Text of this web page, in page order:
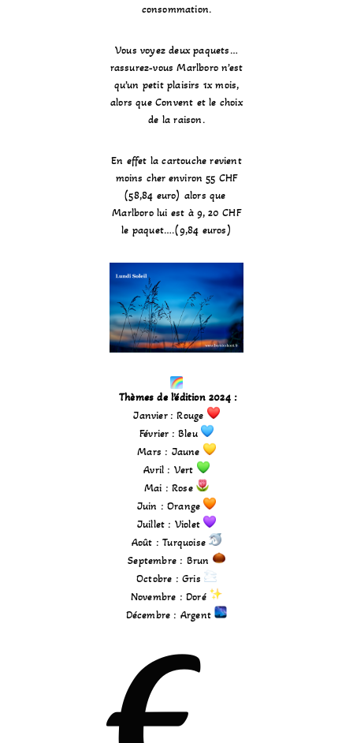
consommation.
Vous voyez deux paquets…
rassurez-vous Marlboro n’est
qu’un petit plaisirs 1x mois,
alors que Convent et le choix
de la raison.
En effet la cartouche revient
moins cher environ 55 CHF
(58,84 euro) alors que
Marlboro lui est à 9, 20 CHF
le paquet….(9,84 euros)
Thèmes de l’édition 2024 :
Janvier : Rouge
Février : Bleu
Mars : Jaune
Avril : Vert
Mai : Rose
Juin : Orange
Juillet : Violet
Août : Turquoise
Septembre : Brun
Octobre : Gris
Novembre : Doré
Décembre : Argent